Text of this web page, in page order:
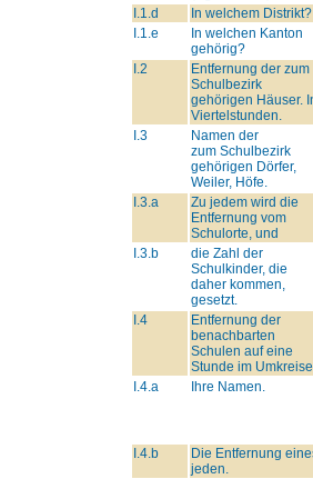
I.1.d
In welchem Distrikt?
I.1.e
In welchen Kanton
gehörig?
I.2
Entfernung der zum
Schulbezirk
gehörigen Häuser.
Viertelstunden.
I.3
Namen der
zum Schulbezirk
gehörigen Dörfer,
Weiler, Höfe.
I.3.a
Zu jedem wird die
Entfernung vom
Schulorte, und
I.3.b
die Zahl der
Schulkinder, die
daher kommen,
gesetzt.
I.4
Entfernung der
benachbarten
Schulen auf eine
Stunde im
I.4.a
Ihre Namen.
I.4.b
Die Entfernung
jeden.